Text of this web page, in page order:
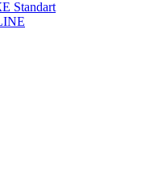
Standart